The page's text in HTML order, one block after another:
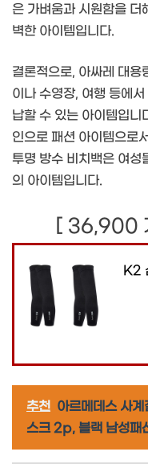
은 가벼움과 시원함을 더
벽한 아이템입니다.
결론적으로, 아싸레 대용
이나 수영장, 여행 등에
납할 수 있는 아이템입니
인으로 패션 아이템으로
투명 방수 비치백은 여성
의 아이템입니다.
[ 36,900
K2
추천 아르메데스 사
스크 2p, 블랙 남성패